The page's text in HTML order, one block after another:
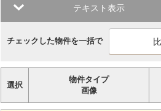
テキスト表示
チェックした物件を一括で
選択
物件タイプ
画像